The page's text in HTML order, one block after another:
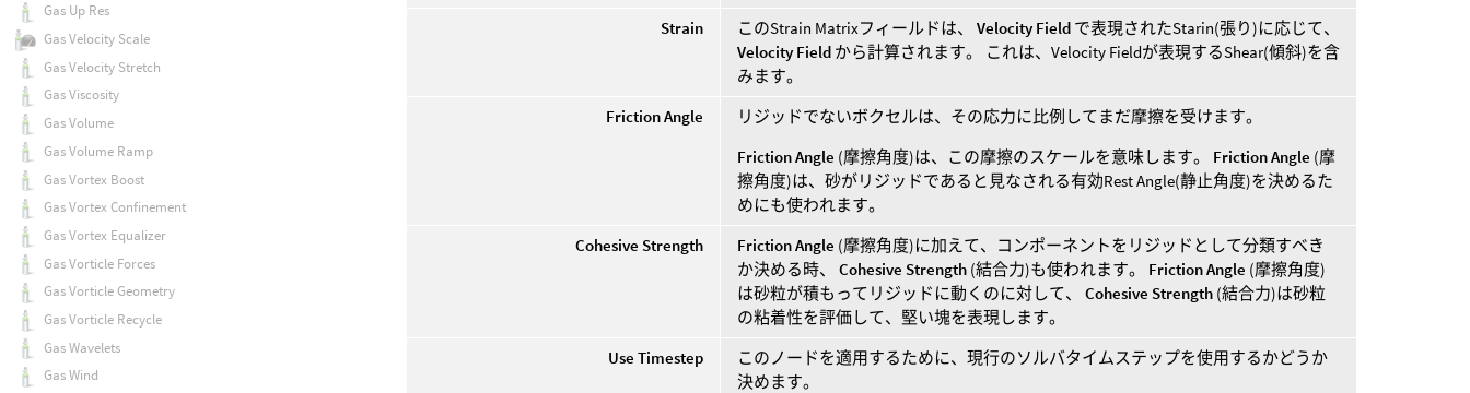
Strain
このStrain Matrixフィールドは、Velocity Field で表現されたStarin(張り)に応じて、
Velocity Field から計算されます。 これは、Velocity Fieldが表現するShear(傾斜)を含
みます。
Friction Angle
リジッドでないボクセルは、その応力に比例してまだ摩擦を受けます。
Friction Angle (摩擦角度)は、この摩擦のスケールを意味します。 Friction Angle (摩
擦角度)は、砂がリジッドであると見なされる有効Rest Angle(静止角度)を決めるた
めにも使われます。
Cohesive Strength
Friction Angle (摩擦角度)に加えて、コンポーネントをリジッドとして分類すべき
か決める時、Cohesive Strength (結合力)も使われます。 Friction Angle (摩擦角度)
は砂粒が積もってリジッドに動くのに対して、Cohesive Strength (結合力)は砂粒
の粘着性を評価して、堅い塊を表現します。
Use Timestep
このノードを適用するために、現行のソルバタイムステップを使用するかどうか
決めます。
Gas Up Res
Gas Velocity Scale
Gas Velocity Stretch
Gas Viscosity
Gas Volume
Gas Volume Ramp
Gas Vortex Boost
Gas Vortex Confinement
Gas Vortex Equalizer
Gas Vorticle Forces
Gas Vorticle Geometry
Gas Vorticle Recycle
Gas Wavelets
Gas Wind